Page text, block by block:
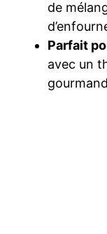
de
Parfait
avec un